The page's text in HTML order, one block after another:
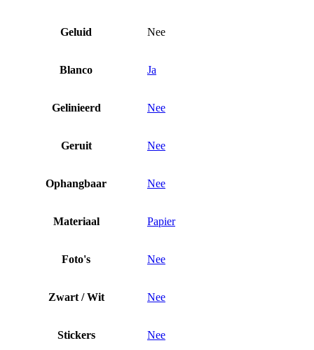
Geluid Nee
Blanco Ja
Gelinieerd Nee
Geruit Nee
Ophangbaar Nee
Materiaal Papier
Foto's Nee
Zwart / Wit Nee
Stickers Nee